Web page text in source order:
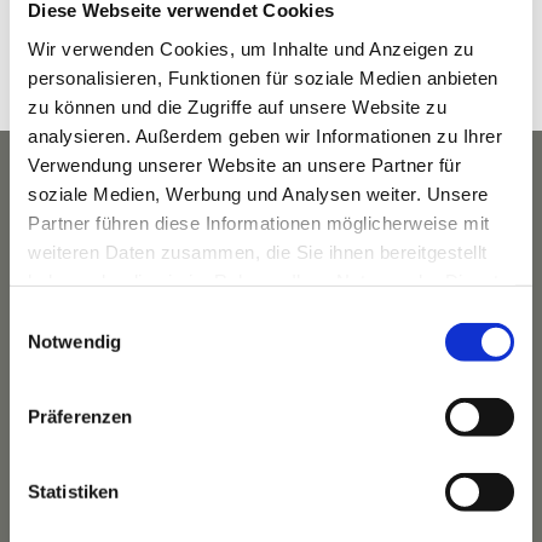
Diese Webseite verwendet Cookies
Wir verwenden Cookies, um Inhalte und Anzeigen zu
personalisieren, Funktionen für soziale Medien anbieten
zu können und die Zugriffe auf unsere Website zu
analysieren. Außerdem geben wir Informationen zu Ihrer
Verwendung unserer Website an unsere Partner für
soziale Medien, Werbung und Analysen weiter. Unsere
Partner führen diese Informationen möglicherweise mit
weiteren Daten zusammen, die Sie ihnen bereitgestellt
Notwendig
Präferenzen
Statistiken
8:30 a.m. - 9:30 a.m.
Veranstaltungskategorie:
Yoga